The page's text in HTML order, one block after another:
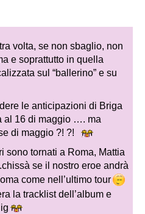
volta, se non sbaglio, non
e soprattutto in quella
sul “ballerino” e su
le anticipazioni di Briga
16 di maggio …. ma
di maggio ?! ?!
sono tornati a Roma, Mattia
se il nostro eroe andrà
come nell’ultimo tour
la tracklist dell’album e